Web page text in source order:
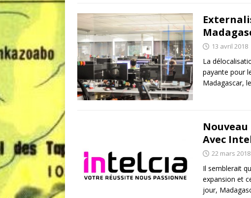
13 avril 2018
La
payante pour
Madagascar,
Avec
22 mars 2018
Il semblerait
expansion et
jour,